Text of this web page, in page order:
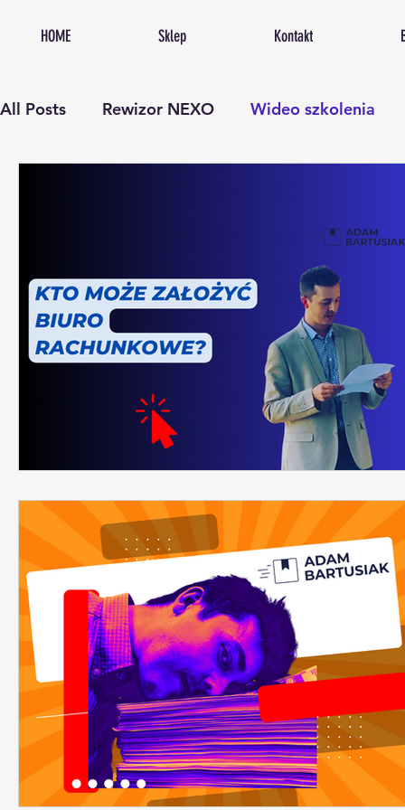
HOME Sklep Kontakt
All Posts Rewizor NEXO Wideo szkolenia
Lean Management
automatyzacja księgowości